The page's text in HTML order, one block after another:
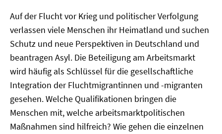
Auf der Flucht vor Krieg und politischer Verfolgung
verlassen viele Menschen ihr Heimatland und suchen
Schutz und neue Perspektiven in Deutschland und
beantragen Asyl. Die Beteiligung am Arbeitsmarkt
wird häufig als Schlüssel für die gesellschaftliche
Integration der Fluchtmigrantinnen und -migranten
gesehen. Welche Qualifikationen bringen die
Menschen mit, welche arbeitsmarktpolitischen
Maßnahmen sind hilfreich? Wie gehen die einzelnen